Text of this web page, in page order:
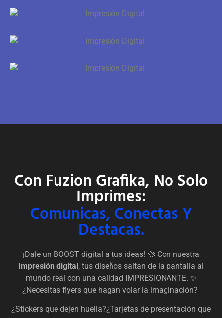
Con Fuzion Grafika, No Solo
Imprimes:
Comunicas, Conectas Y
Destacas.
¡Dale un BOOST digital a tus ideas! 🚀 Con nuestra
Impresión digital, tus diseños saltan de la pantalla al
mundo real con una calidad IMPRESIONANTE. ✨
¿Necesitas flyers que hagan volar la imaginación?
¿Stickers que dejen huella?¿Tarjetas de presentación que